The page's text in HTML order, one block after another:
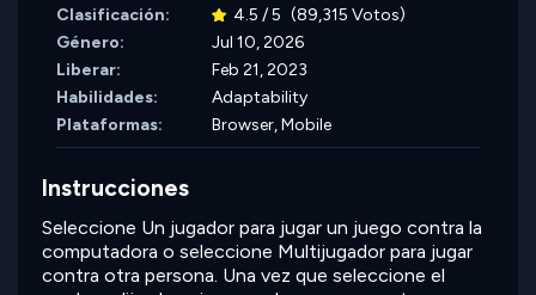
Clasificación:
4.5 / 5 (89,315 Votos)
Género:
Jul 10, 2026
Liberar:
Feb 21, 2023
Habilidades:
Adaptability
Plataformas:
Browser, Mobile
Instrucciones
Seleccione Un jugador para jugar un juego contra la
computadora o seleccione Multijugador para jugar
contra otra persona. Una vez que seleccione el